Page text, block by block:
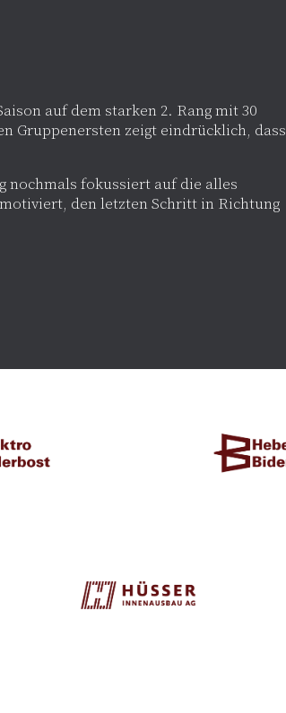
auf dem starken 2. Rang mit 30
Gruppenersten zeigt eindrücklich, dass
nochmals fokussiert auf die alles
den letzten Schritt in Richtung